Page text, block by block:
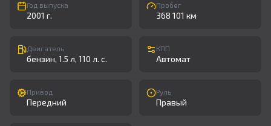
Год выпуска
2001 г.
Пробег
368 101 км
Двигатель
бензин, 1.5 л, 110 л. с.
КПП
Автомат
Привод
Передний
Руль
Правый